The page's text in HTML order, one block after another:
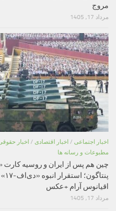
مروج
مرداد 17, 1405
اخبار اجتماعی / اخبار اقتصادی / اخبار
مطبوعات و رسانه ها
چین هم پس از ایران و روسیه
اقیانوس آرام +عکس
مرداد 17, 1405